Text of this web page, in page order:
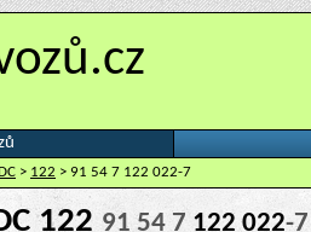
> 122 > 91 54 7 122 022-7
122 91 54 7 122 022-7